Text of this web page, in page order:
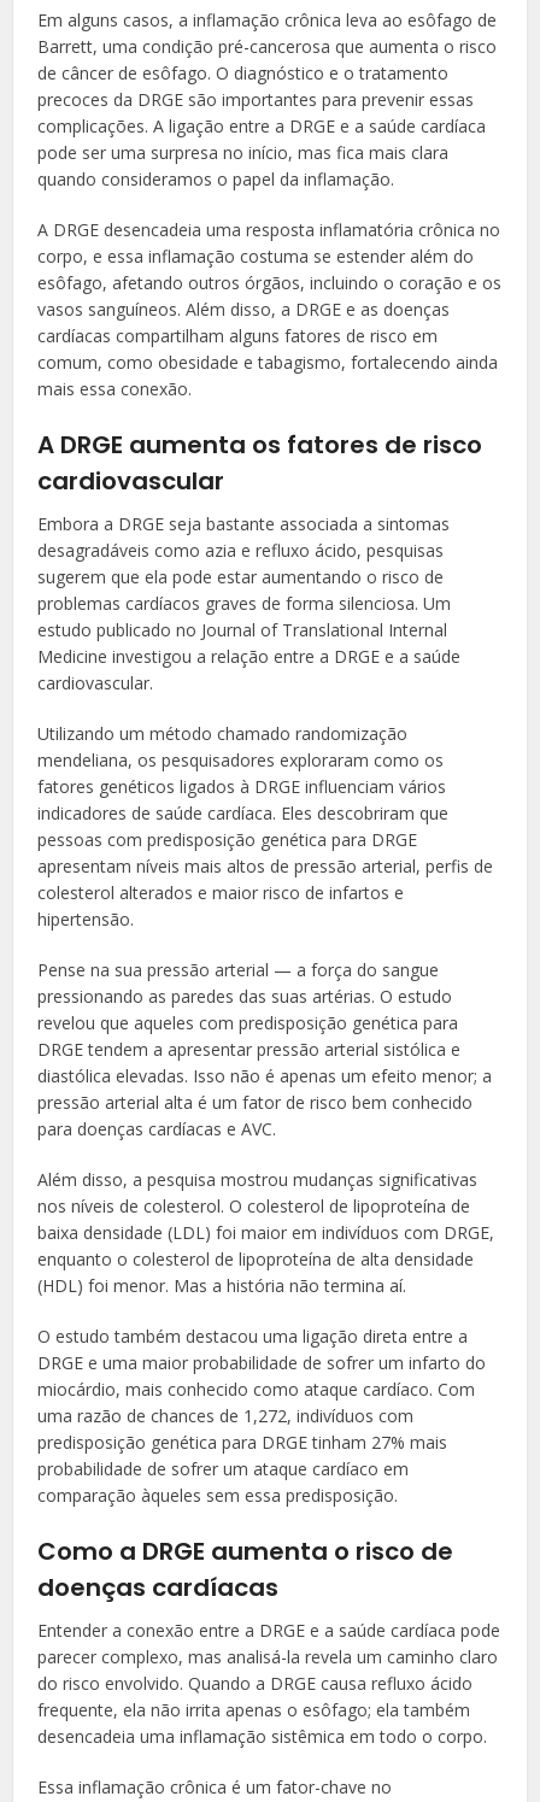
Em alguns casos, a inflamação crônica leva ao esôfago de
Barrett, uma condição pré-cancerosa que aumenta o risco
de câncer de esôfago. O diagnóstico e o tratamento
precoces da DRGE são importantes para prevenir essas
complicações. A ligação entre a DRGE e a saúde cardíaca
pode ser uma surpresa no início, mas fica mais clara
quando consideramos o papel da inflamação.
A DRGE desencadeia uma resposta inflamatória crônica no
corpo, e essa inflamação costuma se estender além do
esôfago, afetando outros órgãos, incluindo o coração e os
vasos sanguíneos. Além disso, a DRGE e as doenças
cardíacas compartilham alguns fatores de risco em
comum, como obesidade e tabagismo, fortalecendo ainda
mais essa conexão.
A DRGE aumenta os fatores de risco
cardiovascular
Embora a DRGE seja bastante associada a sintomas
desagradáveis como azia e refluxo ácido, pesquisas
sugerem que ela pode estar aumentando o risco de
problemas cardíacos graves de forma silenciosa. Um
estudo publicado no Journal of Translational Internal
Medicine investigou a relação entre a DRGE e a saúde
cardiovascular.
Utilizando um método chamado randomização
mendeliana, os pesquisadores exploraram como os
fatores genéticos ligados à DRGE influenciam vários
indicadores de saúde cardíaca. Eles descobriram que
pessoas com predisposição genética para DRGE
apresentam níveis mais altos de pressão arterial, perfis de
colesterol alterados e maior risco de infartos e
hipertensão.
Pense na sua pressão arterial — a força do sangue
pressionando as paredes das suas artérias. O estudo
revelou que aqueles com predisposição genética para
DRGE tendem a apresentar pressão arterial sistólica e
diastólica elevadas. Isso não é apenas um efeito menor; a
pressão arterial alta é um fator de risco bem conhecido
para doenças cardíacas e AVC.
Além disso, a pesquisa mostrou mudanças significativas
nos níveis de colesterol. O colesterol de lipoproteína de
baixa densidade (LDL) foi maior em indivíduos com DRGE,
enquanto o colesterol de lipoproteína de alta densidade
(HDL) foi menor. Mas a história não termina aí.
O estudo também destacou uma ligação direta entre a
DRGE e uma maior probabilidade de sofrer um infarto do
miocárdio, mais conhecido como ataque cardíaco. Com
uma razão de chances de 1,272, indivíduos com
predisposição genética para DRGE tinham 27% mais
probabilidade de sofrer um ataque cardíaco em
comparação àqueles sem essa predisposição.
Como a DRGE aumenta o risco de
doenças cardíacas
Entender a conexão entre a DRGE e a saúde cardíaca pode
parecer complexo, mas analisá-la revela um caminho claro
do risco envolvido. Quando a DRGE causa refluxo ácido
frequente, ela não irrita apenas o esôfago; ela também
desencadeia uma inflamação sistêmica em todo o corpo.
Essa inflamação crônica é um fator-chave no